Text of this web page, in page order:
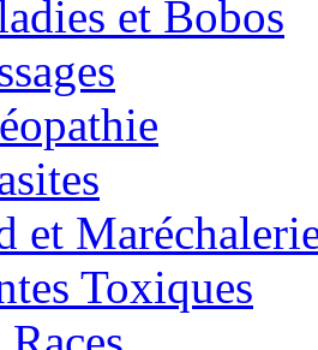
et Bobos
et
Toxiques